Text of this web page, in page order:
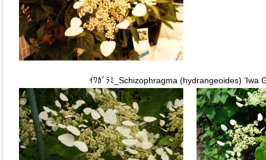
ｲﾜｶﾞﾗﾐ_Schizophragma (hydrangeoides) ‘Iwa